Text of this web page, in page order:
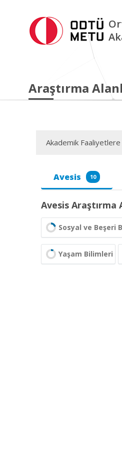
Araştırma
Akademik Faaliyetlere
Avesis 10
Avesis Araştırma
Sosyal ve Beşeri
Yaşam Bilimleri